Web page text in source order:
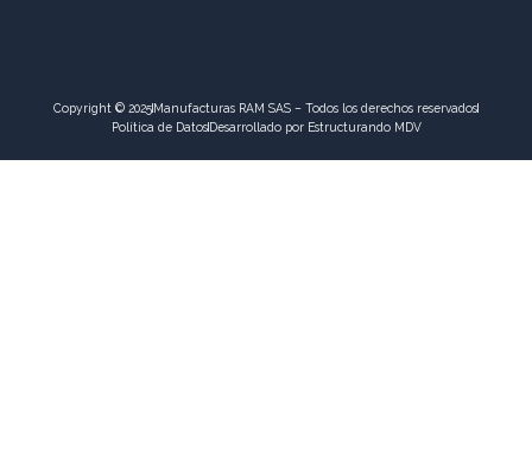
Copyright © 2025Manufacturas RAM SAS – Todos los derechos reservados
Política de DatosDesarrollado por Estructurando MDV